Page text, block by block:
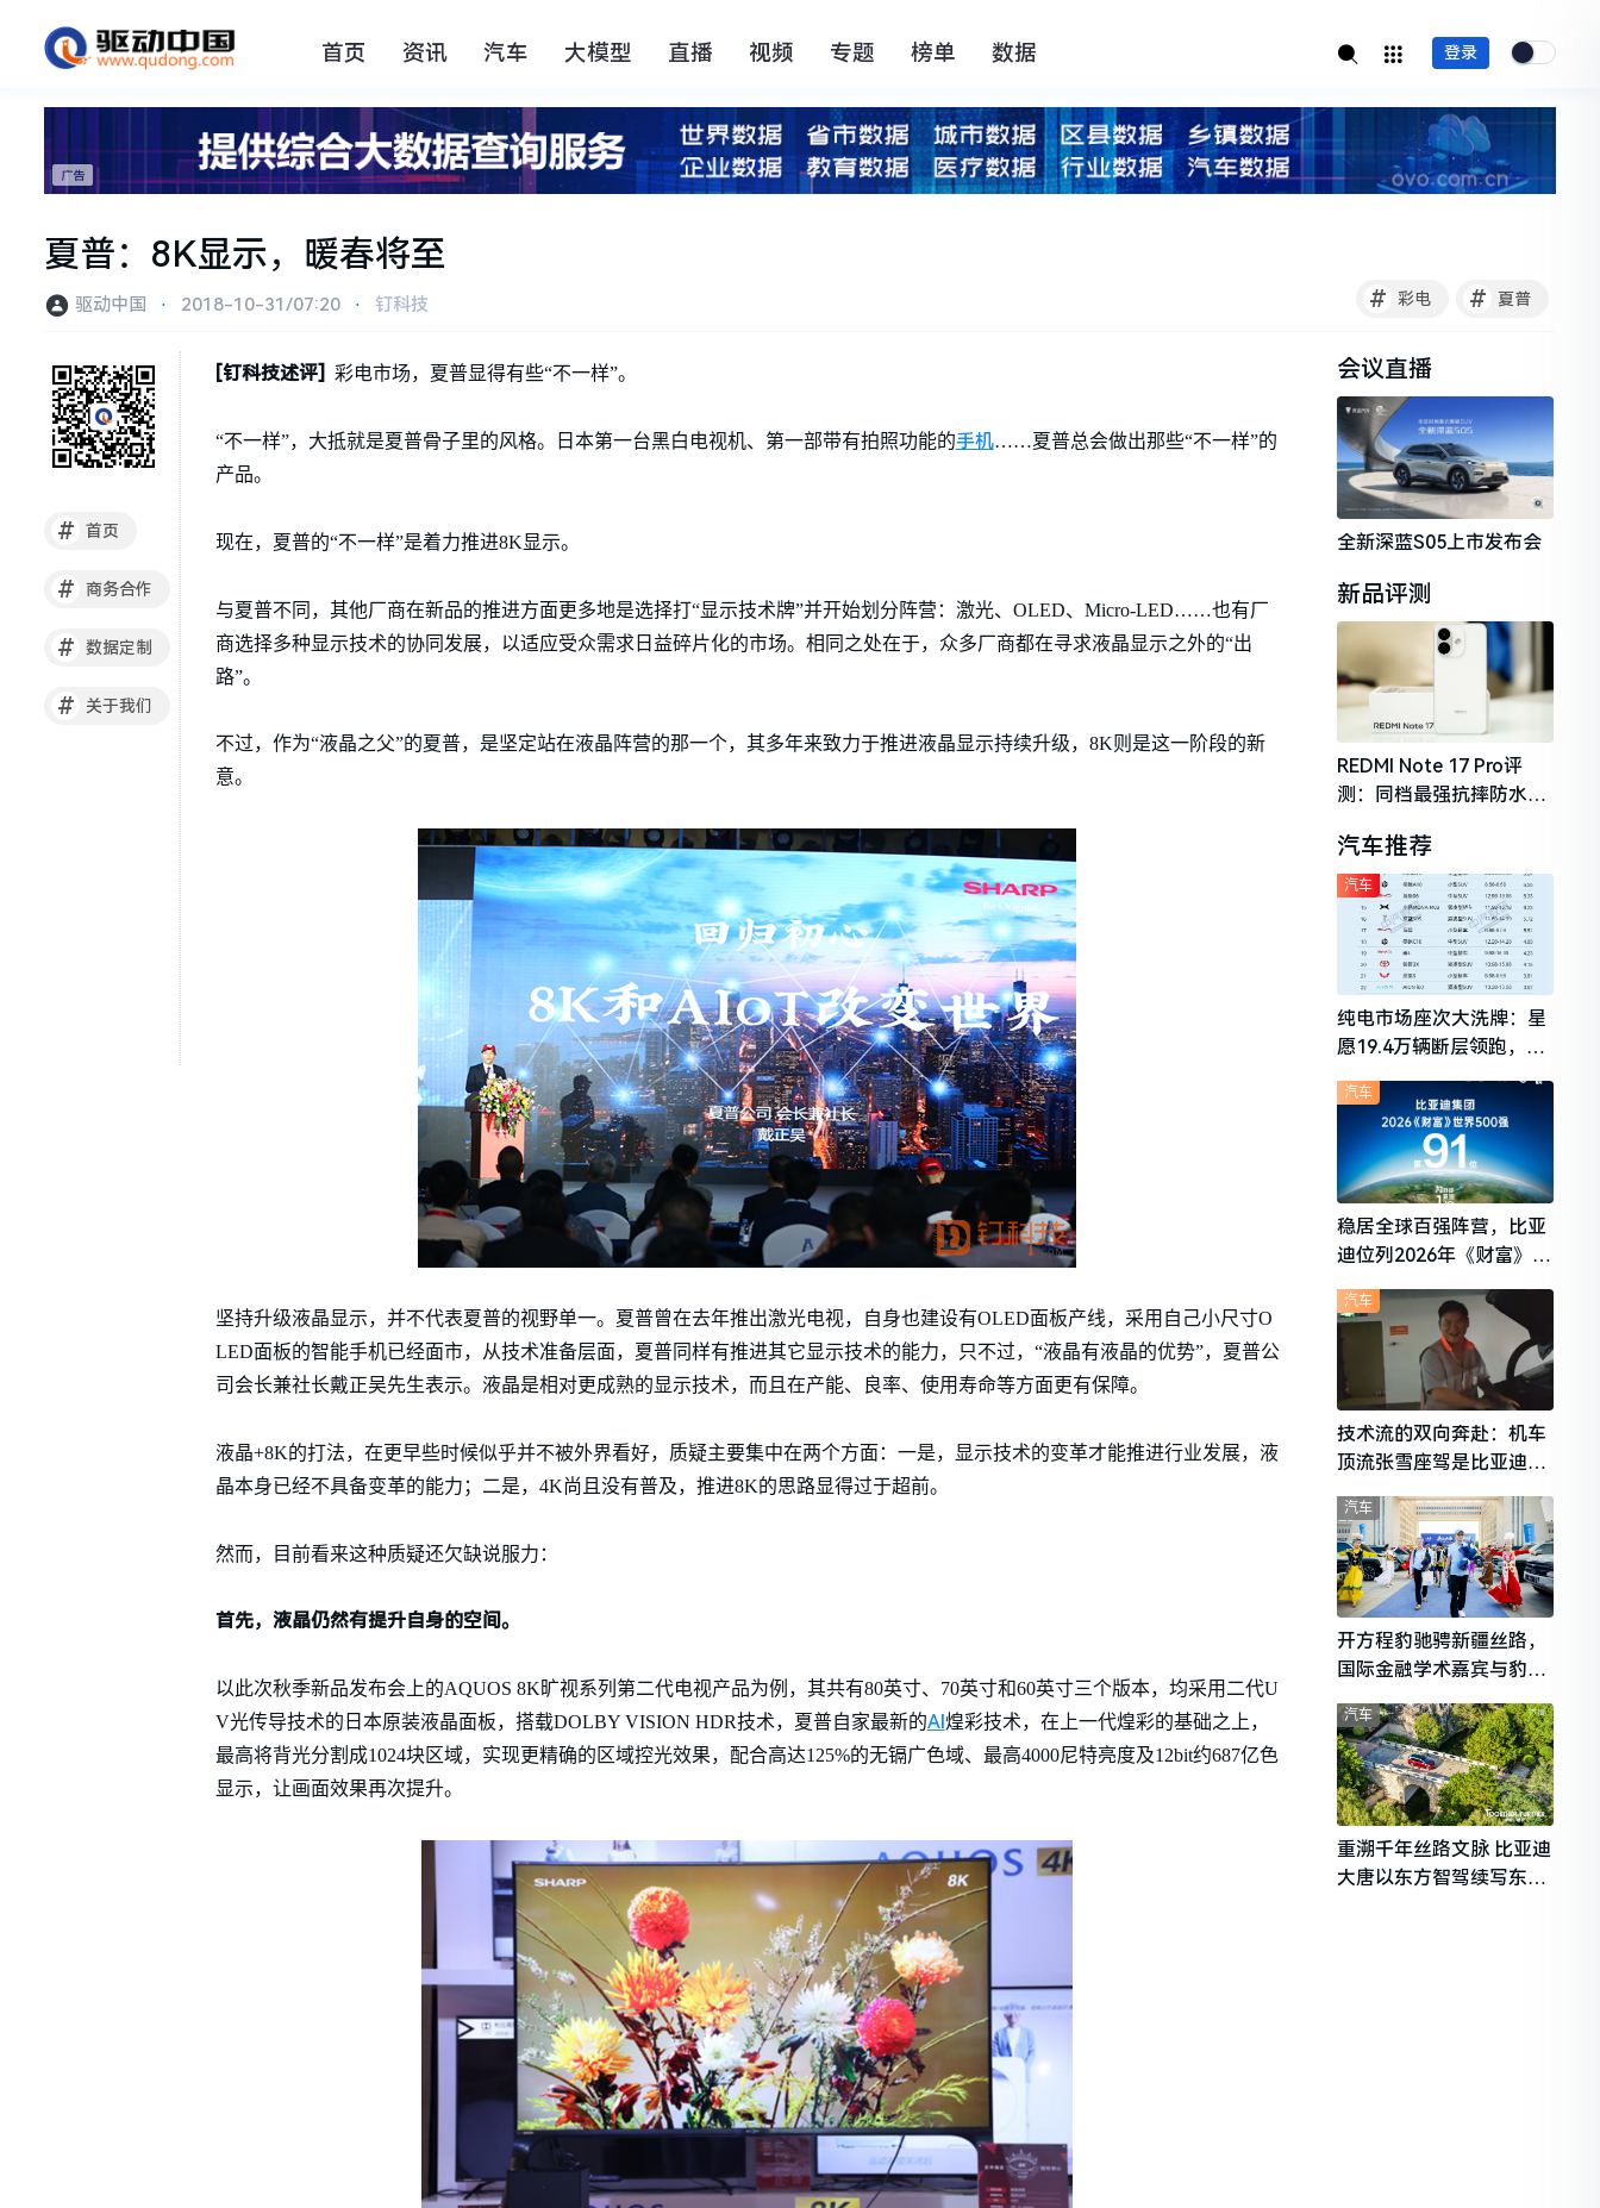
首页 资讯 汽车 大模型 直播 视频 专题 榜单 数据 登录
夏普：8K显示，暖春将至
# 彩电 # 夏普
驱动中国 ⋅ 2018-10-31/07:20 ⋅ 钉科技
# 首页
# 商务合作
# 数据定制
# 关于我们
[钉科技述评] 彩电市场，夏普显得有些“不一样”。
“不一样”，大抵就是夏普骨子里的风格。日本第一台黑白电视机、第一部带有拍照功能的手机……夏普总会做出那些“不一样”的
产品。
现在，夏普的“不一样”是着力推进8K显示。
与夏普不同，其他厂商在新品的推进方面更多地是选择打“显示技术牌”并开始划分阵营：激光、OLED、Micro-LED……也有厂
商选择多种显示技术的协同发展，以适应受众需求日益碎片化的市场。相同之处在于，众多厂商都在寻求液晶显示之外的“出
路”。
不过，作为“液晶之父”的夏普，是坚定站在液晶阵营的那一个，其多年来致力于推进液晶显示持续升级，8K则是这一阶段的新
意。
坚持升级液晶显示，并不代表夏普的视野单一。夏普曾在去年推出激光电视，自身也建设有OLED面板产线，采用自己小尺寸O
LED面板的智能手机已经面市，从技术准备层面，夏普同样有推进其它显示技术的能力，只不过，“液晶有液晶的优势”，夏普公
司会长兼社长戴正吴先生表示。液晶是相对更成熟的显示技术，而且在产能、良率、使用寿命等方面更有保障。
液晶+8K的打法，在更早些时候似乎并不被外界看好，质疑主要集中在两个方面：一是，显示技术的变革才能推进行业发展，液
晶本身已经不具备变革的能力；二是，4K尚且没有普及，推进8K的思路显得过于超前。
然而，目前看来这种质疑还欠缺说服力：
首先，液晶仍然有提升自身的空间。
以此次秋季新品发布会上的AQUOS 8K旷视系列第二代电视产品为例，其共有80英寸、70英寸和60英寸三个版本，均采用二代U
V光传导技术的日本原装液晶面板，搭载DOLBY VISION HDR技术，夏普自家最新的AI煌彩技术，在上一代煌彩的基础之上，
最高将背光分割成1024块区域，实现更精确的区域控光效果，配合高达125%的无镉广色域、最高4000尼特亮度及12bit约687亿色
显示，让画面效果再次提升。
会议直播
全新深蓝S05上市发布会
新品评测
REDMI Note 17 Pro评
测：同档最强抗摔防水，
守门员
汽车推荐
纯电市场座次大洗牌：星
愿19.4万辆断层领跑，理
想i6成最强黑马
汽车
稳居全球百强阵营，比亚
迪位列2026年《财富》世
汽车
技术流的双向奔赴：机车
顶流张雪座驾是比亚迪秦
L
汽车
开方程豹驰骋新疆丝路，
国际金融学术嘉宾与豹友
共赴山海热爱
汽车
重溯千年丝路文脉 比亚迪
大唐以东方智驾续写东西
汽车